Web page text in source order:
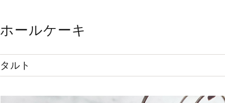
ホールケーキ
タルト